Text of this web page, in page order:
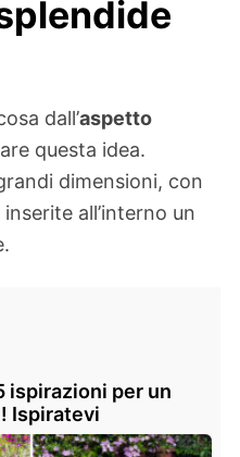
dall’aspetto
questa idea.
dimensioni, con
all’interno un
ispirazioni per un
Ispiratevi